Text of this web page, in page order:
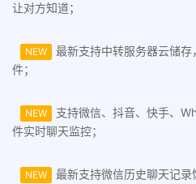
让对方知道；
NEW
最新支持中转服务器云储
件；
NEW
支持微信、抖音、快手、
件实时聊天监控；
NEW
最新支持微信历史聊天记